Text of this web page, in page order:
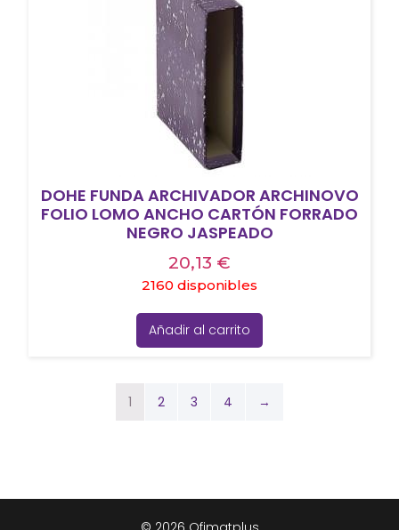
DOHE FUNDA ARCHIVADOR ARCHINOVO
FOLIO LOMO ANCHO CARTÓN FORRADO
NEGRO JASPEADO
20,13 €
2160 disponibles
Añadir al carrito
1 2 3 4 →